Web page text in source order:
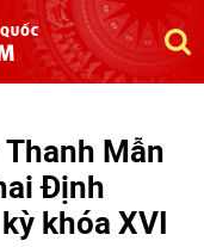
Mẫn
Định
khóa XVI